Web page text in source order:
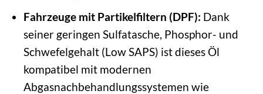
Fahrzeuge mit Partikelfiltern (DPF): Dank
seiner geringen Sulfatasche, Phosphor- und
Schwefelgehalt (Low SAPS) ist dieses Öl
kompatibel mit modernen
Abgasnachbehandlungssystemen wie